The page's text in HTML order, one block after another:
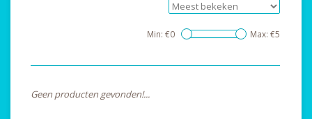
Min: €0 Max: €5
Geen producten gevonden!...